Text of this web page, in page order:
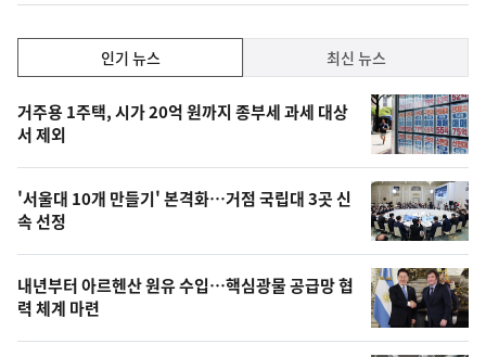
하
락
인
기,
최
신,
오
늘
의
영
상
인기 뉴스 최신 뉴스
인
기
뉴
스
거주용 1주택, 시가 20억 원까지 종부세 과세 대상
서 제외
'서울대 10개 만들기' 본격화…거점 국립대 3곳 신
속 선정
내년부터 아르헨산 원유 수입…핵심광물 공급망 협
력 체계 마련